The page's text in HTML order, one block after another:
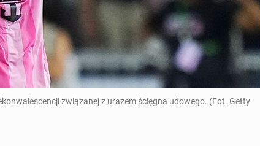
związanej z urazem ścięgna udowego. (Fot. Getty